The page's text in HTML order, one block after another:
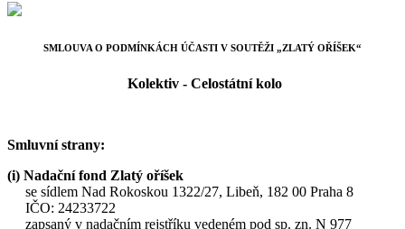
SMLOUVA O PODMÍNKÁCH ÚČASTI V SOUTĚŽI „ZLATÝ OŘÍŠEK“
Kolektiv - Celostátní kolo
Smluvní strany:
(i) Nadační fond Zlatý oříšek
se sídlem Nad Rokoskou 1322/27, Libeň, 182 00 Praha 8
IČO: 24233722
zapsaný v nadačním rejstříku vedeném pod sp. zn. N 977